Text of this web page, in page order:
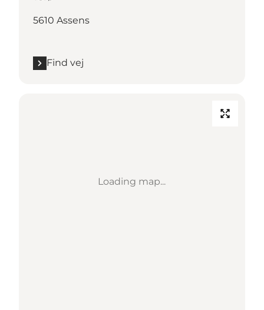
5610 Assens
Find vej
Loading map...